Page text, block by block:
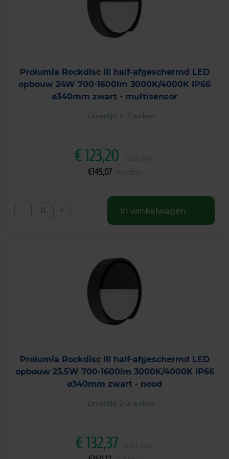
Prolumia Rockdisc III half-afgeschermd LED
opbouw 24W 700-1600lm 3000K/4000K IP66
ø340mm zwart - multisensor
Levertijd 1-2 weken
€123,20
€149,07
In winkelwagen
Prolumia Rockdisc III half-afgeschermd LED
opbouw 23.5W 700-1600lm 3000K/4000K IP66
ø340mm zwart - nood
Levertijd 2-3 weken
€132,37